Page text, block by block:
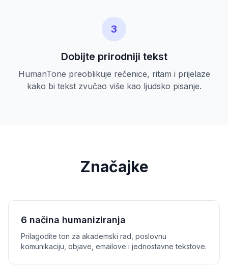
3
Dobijte prirodniji tekst
HumanTone preoblikuje rečenice, ritam i prijelaze
kako bi tekst zvučao više kao ljudsko pisanje.
Značajke
6 načina humaniziranja
Prilagodite ton za akademski rad, poslovnu
komunikaciju, objave, emailove i jednostavne tekstove.